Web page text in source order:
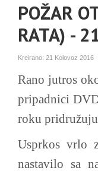
POŽAR
RATA) -
Kreirano: 21 Kolovoz 2016
Rano jutros
pripadnici
roku
Usprkos vrlo
nastavilo sa